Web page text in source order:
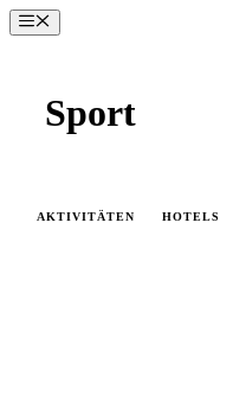
Zum
Inhalt
Menü
Sport
AKTIVITÄTEN HOTELS